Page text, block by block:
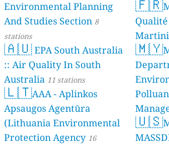
Environmental Planning
And Studies Section 8
stations
🇦🇺EPA South Australia
:: Air Quality In South
Australia 11 stations
🇱🇹AAA - Aplinkos
Apsaugos Agentūra
(Lithuania Environmental
Protection Agency 16
🇫🇷
Qualité
🇲🇾
stations
🇺🇸